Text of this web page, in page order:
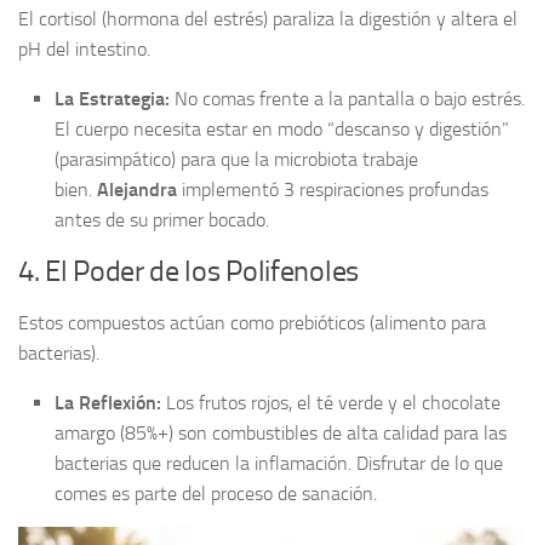
El cortisol (hormona del estrés) paraliza la digestión y altera el
pH del intestino.
La Estrategia: No comas frente a la pantalla o bajo estrés.
El cuerpo necesita estar en modo “descanso y digestión”
(parasimpático) para que la microbiota trabaje
bien. Alejandra implementó 3 respiraciones profundas
antes de su primer bocado.
4. El Poder de los Polifenoles
Estos compuestos actúan como prebióticos (alimento para
bacterias).
La Reflexión: Los frutos rojos, el té verde y el chocolate
amargo (85%+) son combustibles de alta calidad para las
bacterias que reducen la inflamación. Disfrutar de lo que
comes es parte del proceso de sanación.